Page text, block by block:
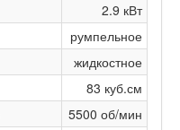
2.9 кВт
румпельное
жидкостное
83 куб.см
5500 об/мин